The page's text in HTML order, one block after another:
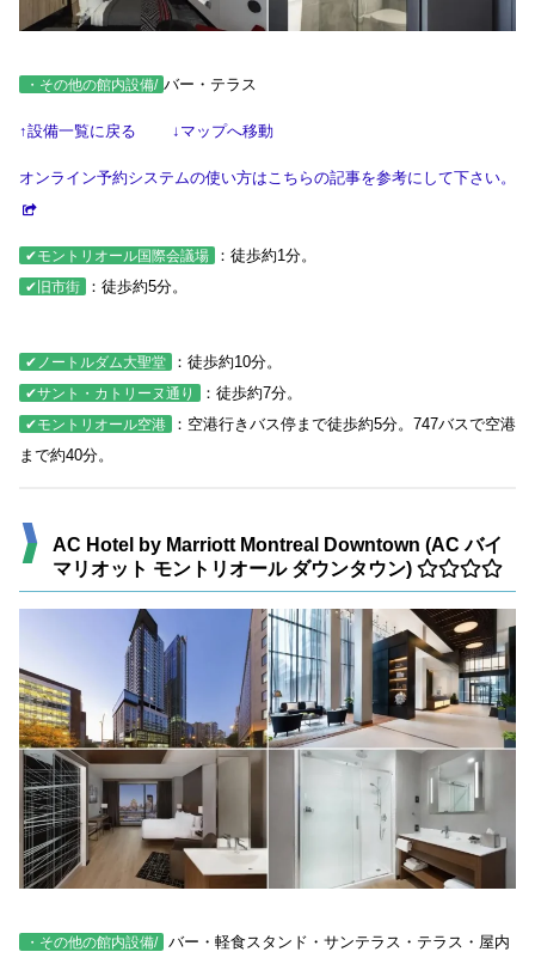
・その他の館内設備/ バー・テラス
↑設備一覧に戻る ↓マップへ移動
オンライン予約システムの使い方はこちらの記事を参考にして下さい。
✔モントリオール国際会議場 ：徒歩約1分。
✔旧市街 ：徒歩約5分。
✔ノートルダム大聖堂 ：徒歩約10分。
✔サント・カトリーヌ通り ：徒歩約7分。
✔モントリオール空港
：空港行きバス停まで徒歩約5分。747バスで空港
まで約40分。
AC Hotel by Marriott Montreal Downtown (AC バイ
マリオット モントリオール ダウンタウン)
・その他の館内設備/
バー・軽食スタンド・サンテラス・テラス・屋内